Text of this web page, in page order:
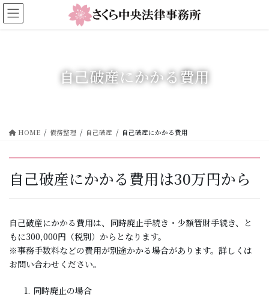
コ
ン
ナ
ビ
自己破産にかかる費用
HOME 債務整理 自己破産 自己破産にかかる費用
自己破産にかかる費用は30万円から
自己破産にかかる費用は、同時廃止手続き・少額管財手続き、と
もに300,000円（税別）からとなります。
※事務手数料などの費用が別途かかる場合があります。詳しくは
お問い合わせください。
同時廃止の場合